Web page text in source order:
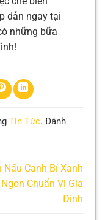
dẫn ngay tại
những bữa
Tin Tức. Đánh
Nấu Canh Bí Xanh
Chuẩn Vị Gia
Đình